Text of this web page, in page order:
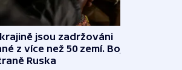
jsou zadržováni
z více než 50 zemí. Bojovali
Ruska